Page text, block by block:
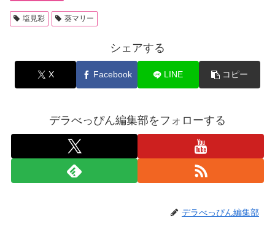
塩見彩 葵マリー
シェアする
X Facebook LINE コピー
デラべっぴん編集部をフォローする
デラべっぴん編集部